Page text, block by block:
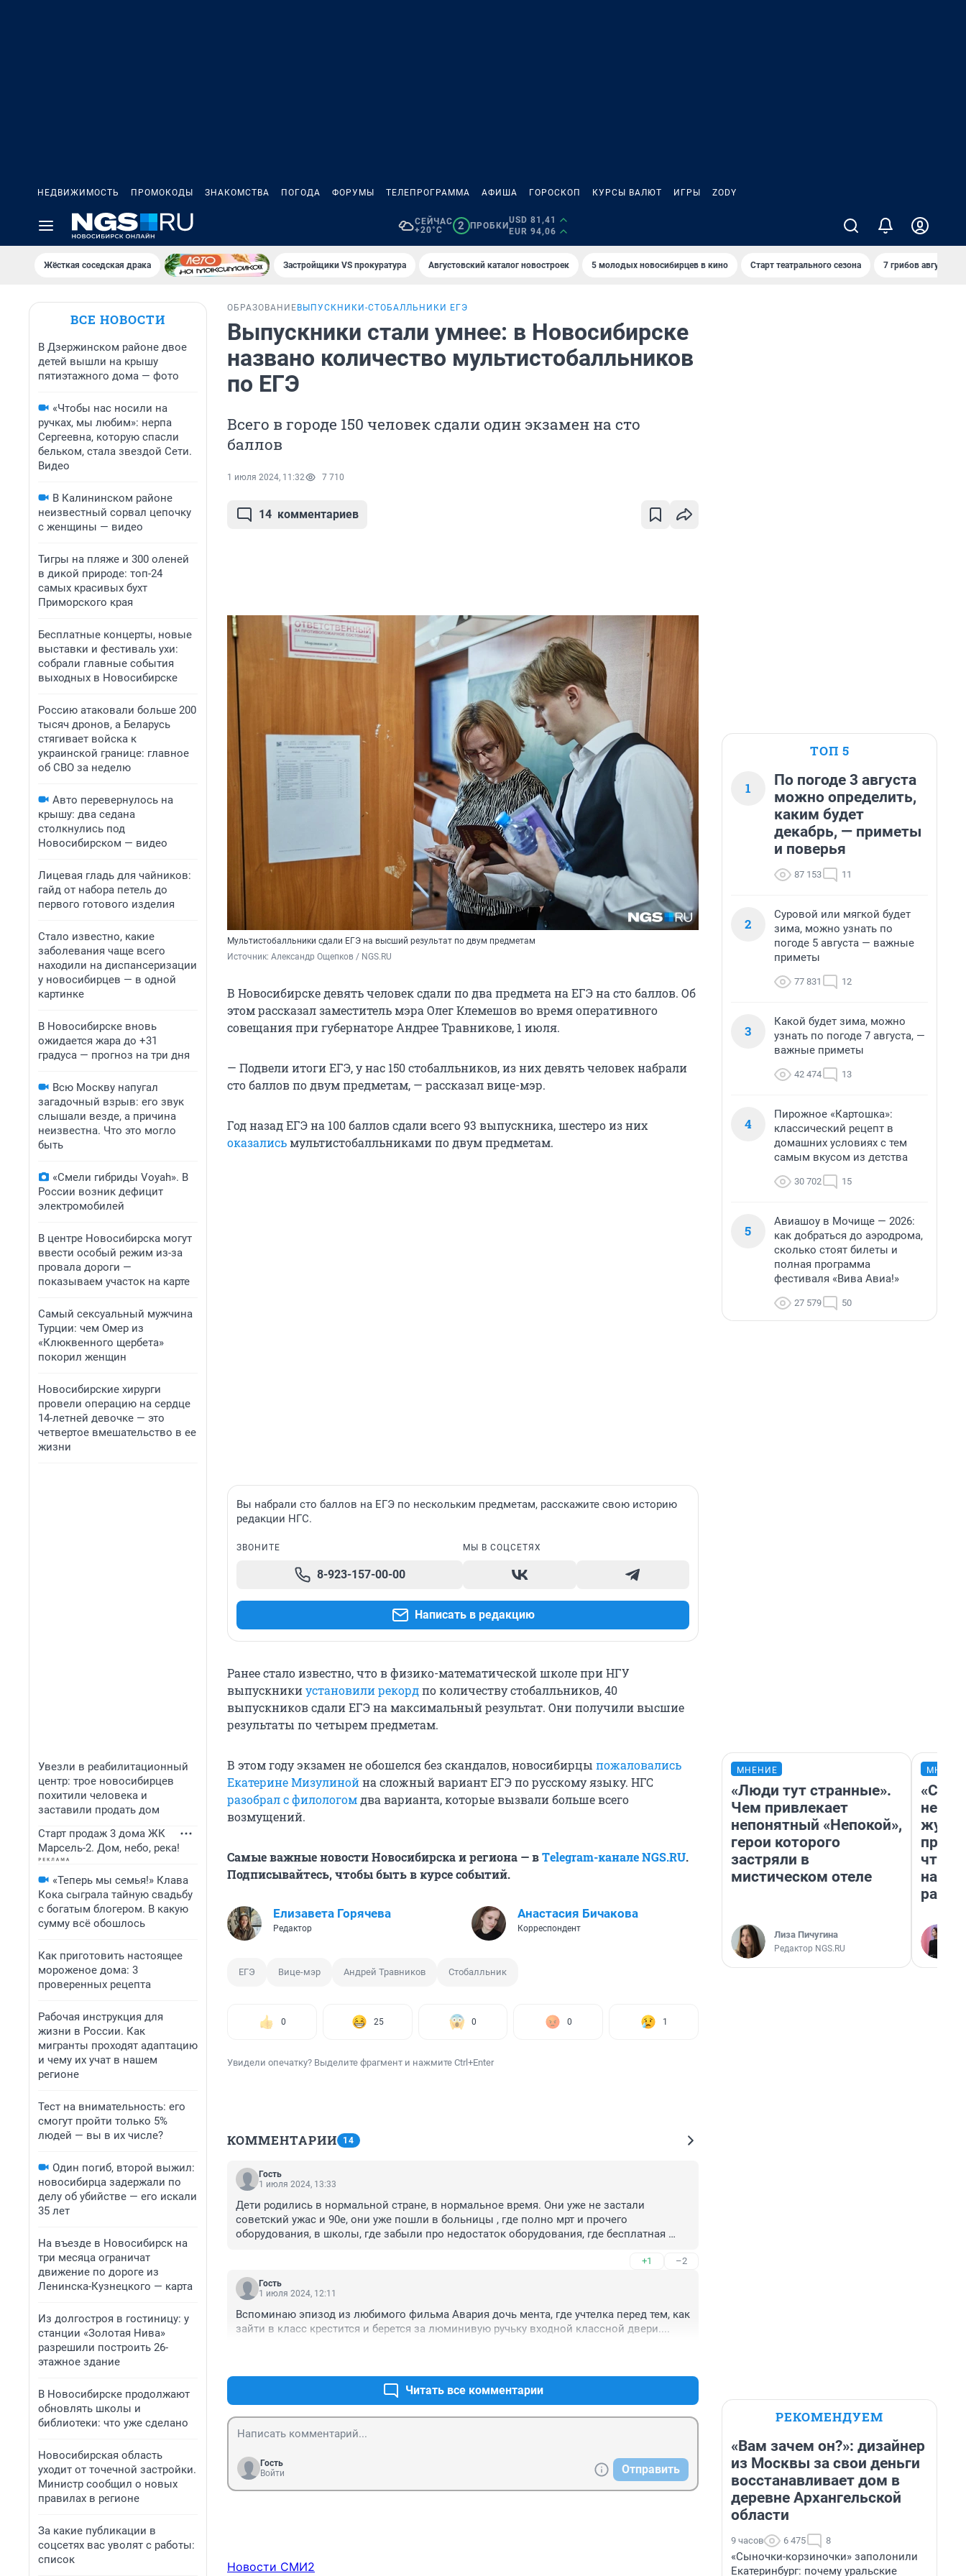
НЕДВИЖИМОСТЬ ПРОМОКОДЫ ЗНАКОМСТВА ПОГОДА ФОРУМЫ ТЕЛЕПРОГРАММА АФИША ГОРОСКОП КУРСЫ ВАЛЮТ ИГРЫ ZODY
СЕЙЧАС
+20°C
2 ПРОБКИ
USD 81,41
EUR 94,06
Жёсткая соседская драка Застройщики VS прокуратура Августовский каталог новостроек 5 молодых новосибирцев в кино Старт театрального сезона 7 грибов августа
ВСЕ НОВОСТИ
В Дзержинском районе двое
детей вышли на крышу
пятиэтажного дома — фото
«Чтобы нас носили на
ручках, мы любим»: нерпа
Сергеевна, которую спасли
бельком, стала звездой Сети.
Видео
В Калининском районе
неизвестный сорвал цепочку
с женщины — видео
Тигры на пляже и 300 оленей
в дикой природе: топ-24
самых красивых бухт
Приморского края
Бесплатные концерты, новые
выставки и фестиваль ухи:
собрали главные события
выходных в Новосибирске
Россию атаковали больше 200
тысяч дронов, а Беларусь
стягивает войска к
украинской границе: главное
об СВО за неделю
Авто перевернулось на
крышу: два седана
столкнулись под
Новосибирском — видео
Лицевая гладь для чайников:
гайд от набора петель до
первого готового изделия
Стало известно, какие
заболевания чаще всего
находили на диспансеризации
у новосибирцев — в одной
картинке
В Новосибирске вновь
ожидается жара до +31
градуса — прогноз на три дня
Всю Москву напугал
загадочный взрыв: его звук
слышали везде, а причина
неизвестна. Что это могло
быть
«Смели гибриды Voyah». В
России возник дефицит
электромобилей
В центре Новосибирска могут
ввести особый режим из-за
провала дороги —
показываем участок на карте
Самый сексуальный мужчина
Турции: чем Омер из
«Клюквенного щербета»
покорил женщин
Новосибирские хирурги
провели операцию на сердце
14-летней девочке — это
четвертое вмешательство в ее
жизни
Увезли в реабилитационный
центр: трое новосибирцев
похитили человека и
заставили продать дом
Старт продаж 3 дома ЖК
Марсель-2. Дом, небо, река!
«Теперь мы семья!» Клава
Кока сыграла тайную свадьбу
с богатым блогером. В какую
сумму всё обошлось
Как приготовить настоящее
мороженое дома: 3
проверенных рецепта
Рабочая инструкция для
жизни в России. Как
мигранты проходят адаптацию
и чему их учат в нашем
регионе
Тест на внимательность: его
смогут пройти только 5%
людей — вы в их числе?
Один погиб, второй выжил:
новосибирца задержали по
делу об убийстве — его искали
35 лет
На въезде в Новосибирск на
три месяца ограничат
движение по дороге из
Ленинска-Кузнецкого — карта
Из долгостроя в гостиницу: у
станции «Золотая Нива»
разрешили построить 26-
этажное здание
В Новосибирске продолжают
обновлять школы и
библиотеки: что уже сделано
Новосибирская область
уходит от точечной застройки.
Министр сообщил о новых
правилах в регионе
За какие публикации в
соцсетях вас уволят с работы:
список
ОБРАЗОВАНИЕ ВЫПУСКНИКИ-СТОБАЛЛЬНИКИ ЕГЭ
Выпускники стали умнее: в Новосибирске
названо количество мультистобалльников
по ЕГЭ
Всего в городе 150 человек сдали один экзамен на сто
баллов
1 июля 2024, 11:32 7 710
14 комментариев
Мультистобалльники сдали ЕГЭ на высший результат по двум предметам
Источник: Александр Ощепков / NGS.RU
В Новосибирске девять человек сдали по два предмета на ЕГЭ на сто баллов. Об
этом рассказал заместитель мэра Олег Клемешов во время оперативного
совещания при губернаторе Андрее Травникове, 1 июля.
— Подвели итоги ЕГЭ, у нас 150 стобалльников, из них девять человек набрали
сто баллов по двум предметам, — рассказал вице-мэр.
Год назад ЕГЭ на 100 баллов сдали всего 93 выпускника, шестеро из них
оказалисьмультистобалльниками по двум предметам.
Вы набрали сто баллов на ЕГЭ по нескольким предметам, расскажите свою историю
редакции НГС.
ЗВОНИТЕ
8-923-157-00-00
МЫ В СОЦСЕТЯХ
Написать в редакцию
Ранее стало известно, что в физико-математической школе при НГУ
выпускникиустановили рекордпо количеству стобалльников, 40
выпускников сдали ЕГЭ на максимальный результат. Они получили высшие
результаты по четырем предметам.
В этом году экзамен не обошелся без скандалов, новосибирцы пожаловались
Екатерине Мизулинойна сложный вариант ЕГЭ по русскому языку. НГС
разобрал с филологомдва варианта, которые вызвали больше всего
возмущений.
Самые важные новости Новосибирска и региона — вТelegram-каналеNGS.RU.
Подписывайтесь, чтобы быть в курсе событий.
Елизавета Горячева
Редактор
Анастасия Бичакова
Корреспондент
ЕГЭ Вице-мэр Андрей Травников Стобалльник
0 25 0 0 1
Увидели опечатку? Выделите фрагмент и нажмите Ctrl+Enter
КОММЕНТАРИИ 14
Гость
1 июля 2024, 13:33
Дети родились в нормальной стране, в нормальное время. Они уже не застали
советский ужас и 90е, они уже пошли в больницы , где полно мрт и прочего
оборудования, в школы, где забыли про недостаток оборудования, где бесплатная
предыдущего поколения. Просто биология.
Ну и заодно они, конечно, намного добрее. Уж пионеров так точно. По своим детям и
+1 –2
Гость
1 июля 2024, 12:11
Вспоминаю эпизод из любимого фильма Авария дочь мента, где учтелка перед тем, как
зайти в класс крестится и берется за люминивую ручьку входной классной двери....
Читать все комментарии
Гость
Войти
Отправить
Новости СМИ2
ТОП 5
1
По погоде 3 августа
можно определить,
каким будет
декабрь, — приметы
и поверья
87 153 11
2
Суровой или мягкой будет
зима, можно узнать по
погоде 5 августа — важные
приметы
77 831 12
3
Какой будет зима, можно
узнать по погоде 7 августа, —
важные приметы
42 474 13
4
Пирожное «Картошка»:
классический рецепт в
домашних условиях с тем
самым вкусом из детства
30 702 15
5
Авиашоу в Мочище — 2026:
как добраться до аэродрома,
сколько стоят билеты и
полная программа
фестиваля «Вива Авиа!»
27 579 50
МНЕНИЕ
«Люди тут странные».
Чем привлекает
непонятный «Непокой»,
герои которого
застряли в
мистическом отеле
Лиза Пичугина
Редактор NGS.RU
на
ради
РЕКОМЕНДУЕМ
«Вам зачем он?»: дизайнер
из Москвы за свои деньги
восстанавливает дом в
деревне Архангельской
области
9 часов 6 475 8
«Сыночки-корзиночки» заполонили
Екатеринбург: почему уральские